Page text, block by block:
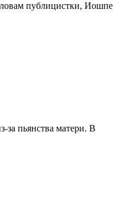
публицистки, Иошпе
пьянства матери. В